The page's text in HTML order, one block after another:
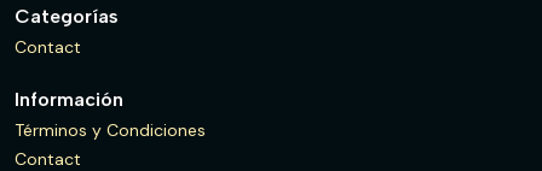
Categorías
Contact
Información
Términos y Condiciones
Contact